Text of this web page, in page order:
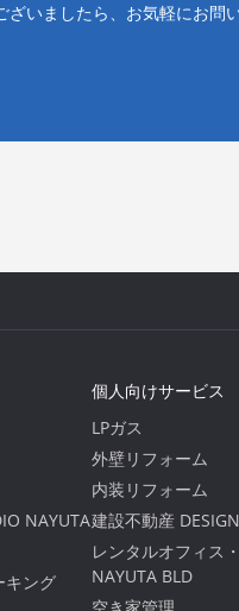
ざいましたら、お気軽にお問
NAYUTA
キング
個人向けサービス
LPガス
外壁リフォーム
内装リフォーム
建設不動産
レンタルオフィス
NAYUTA BLD